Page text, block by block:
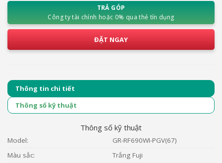
TRẢ GÓP
Công ty tài chính hoặc 0% qua thẻ tín dụng
ĐẶT NGAY
Thông tin chi tiết
Thông số kỹ thuật
Thông số kỹ thuật
Model:
GR-RF690WI-PGV(67)
Màu sắc:
Trắng Fuji